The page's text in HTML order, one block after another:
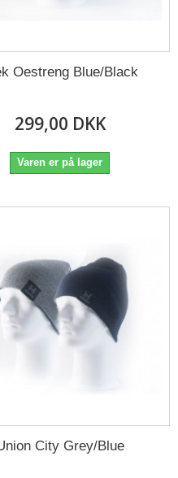
Oestreng Blue/Black
299,00 DKK
Varen er på lager
City Grey/Blue